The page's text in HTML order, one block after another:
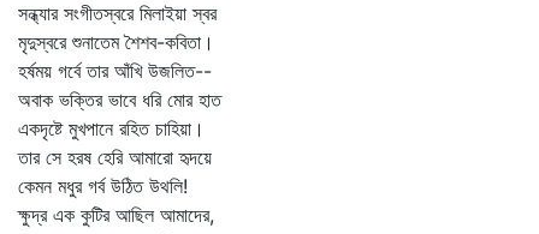
সন্ধ্যার সংগীতস্বরে মিলাইয়া স্বর
মৃদুস্বরে শুনাতেম শৈশব-কবিতা।
হর্ষময় গর্বে তার আঁখি উজলিত--
অবাক ভক্তির ভাবে ধরি মোর হাত
একদৃষ্টে মুখপানে রহিত চাহিয়া।
তার সে হরষ হেরি আমারো হৃদয়ে
কেমন মধুর গর্ব উঠিত উথলি!
ক্ষুদ্র এক কুটির আছিল আমাদের,